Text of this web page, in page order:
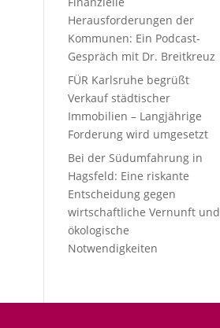
Herausforderungen der
Kommunen: Ein Podcast-
Gespräch mit Dr. Breitkreuz
FÜR Karlsruhe begrüßt
Verkauf städtischer
Immobilien – Langjährige
Forderung wird umgesetzt
Bei der Südumfahrung in
Hagsfeld: Eine riskante
Entscheidung gegen
wirtschaftliche Vernunft und
ökologische
Notwendigkeiten